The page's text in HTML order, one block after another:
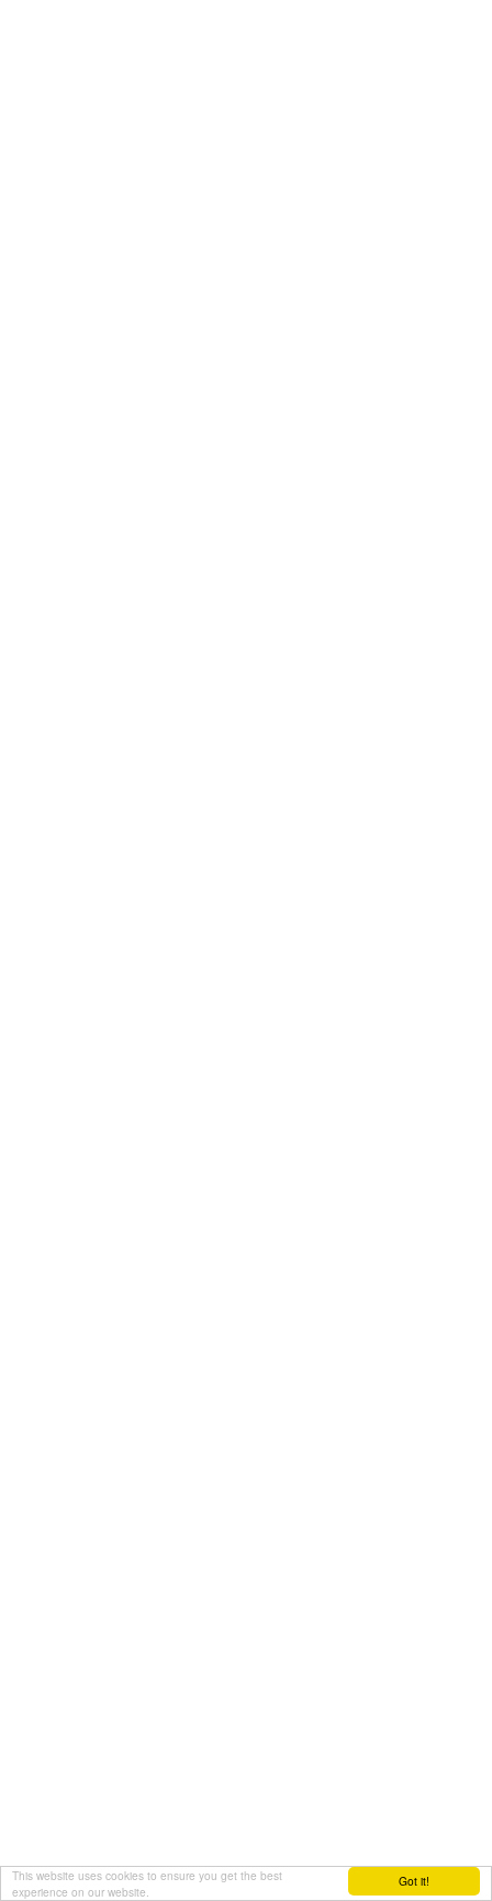
Got it!
This website uses cookies to ensure you get the best
experience on our website.